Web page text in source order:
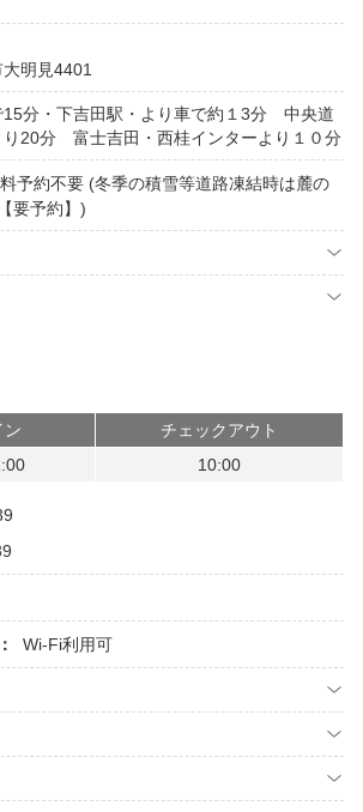
明見4401
15分・下吉田駅・より車で約１3分 中央道
り20分 富士吉田・西桂インターより１０分
予約不要 (冬季の積雪等道路凍結時は麓の
要予約】)
ン
チェックアウト
10:00
Wi-Fi利用可